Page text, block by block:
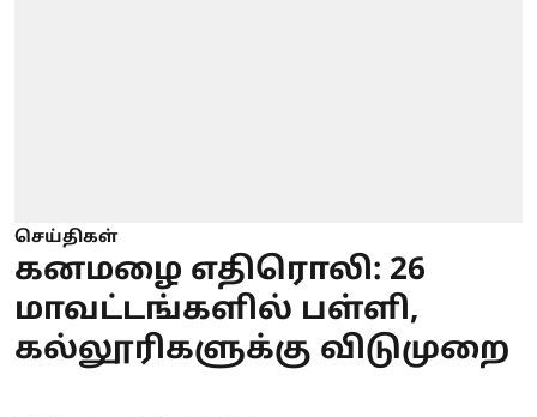
செய்திகள்
கனமழை எதிரொலி: 26
மாவட்டங்களில் பள்ளி,
கல்லூரிகளுக்கு விடுமுறை